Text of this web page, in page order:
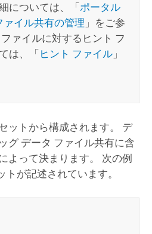
については、「ポータル
ァイル共有の管理 」をご参
ァイルに対するヒント フ
は、「 ヒント ファイル 」
ットから構成されます。 デ
グ データ ファイル共有に含
よって決まります。 次の例
が記述されています。